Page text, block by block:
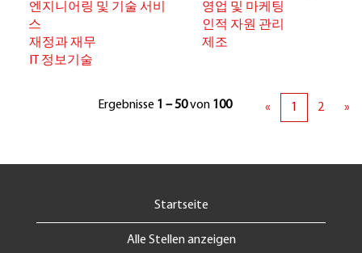
엔지니어링 및 기술 서비
스
영업 및 마케팅
인적 자원 관리
재정과 재무
제조
IT 정보기술
Ergebnisse 1 – 50von 100 « 1 2 »
Startseite
Alle Stellen anzeigen